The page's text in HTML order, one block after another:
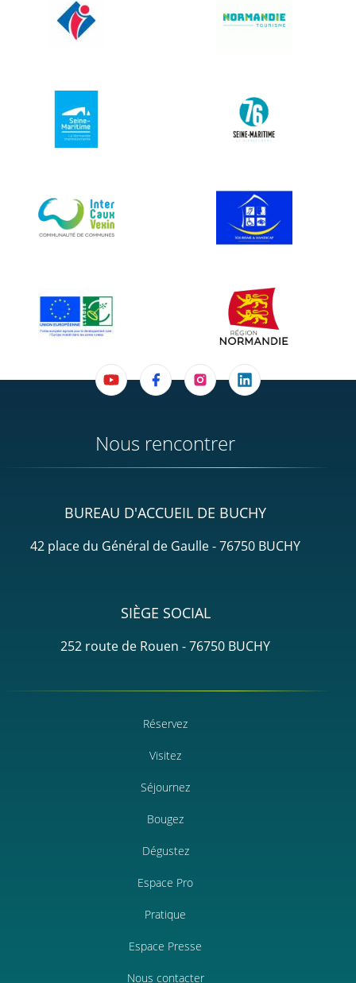
Nous rencontrer
BUREAU D'ACCUEIL DE BUCHY
42 place du Général de Gaulle - 76750 BUCHY
SIÈGE SOCIAL
252 route de Rouen - 76750 BUCHY
Réservez
Visitez
Séjournez
Bougez
Dégustez
Espace Pro
Pratique
Espace Presse
Nous contacter